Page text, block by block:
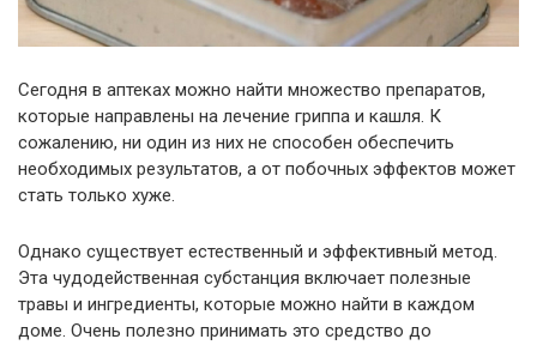
Сегодня в аптеках можно найти множество препаратов,
которые направлены на лечение гриппа и кашля. К
сожалению, ни один из них не способен обеспечить
необходимых результатов, а от побочных эффектов может
стать только хуже.
Однако существует естественный и эффективный метод.
Эта чудодейственная субстанция включает полезные
травы и ингредиенты, которые можно найти в каждом
доме. Очень полезно принимать это средство до